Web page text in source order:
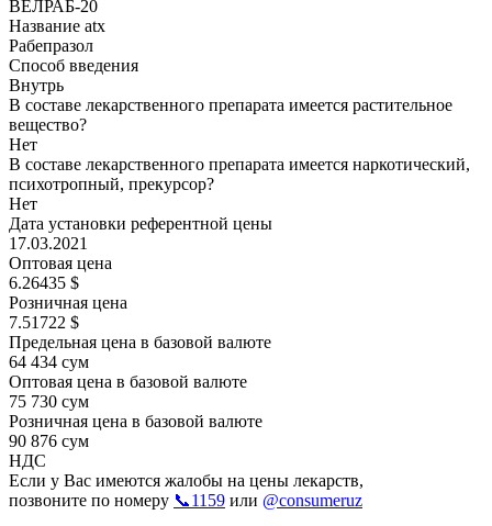
ВЕЛРАБ-20
Название atx
Рабепразол
Способ введения
Внутрь
В составе лекарственного препарата имеется растительное
вещество?
Нет
В составе лекарственного препарата имеется наркотический,
психотропный, прекурсор?
Нет
Дата установки референтной цены
17.03.2021
Оптовая цена
6.26435 $
Розничная цена
7.51722 $
Предельная цена в базовой валюте
64 434 сум
Оптовая цена в базовой валюте
75 730 сум
Розничная цена в базовой валюте
90 876 сум
НДС
Если у Вас имеются жалобы на цены лекарств,
позвоните по номеру 📞1159 или @consumeruz